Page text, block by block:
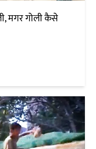
मगर गोली कैसे